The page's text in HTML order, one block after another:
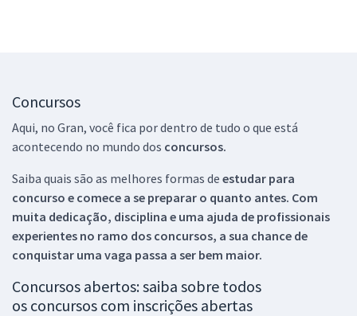
Concursos
Aqui, no Gran, você fica por dentro de tudo o que está
acontecendo no mundo dos concursos.
Saiba quais são as melhores formas de estudar para
concurso e comece a se preparar o quanto antes. Com
muita dedicação, disciplina e uma ajuda de profissionais
experientes no ramo dos concursos, a sua chance de
conquistar uma vaga passa a ser bem maior.
Concursos abertos: saiba sobre todos
os concursos com inscrições abertas